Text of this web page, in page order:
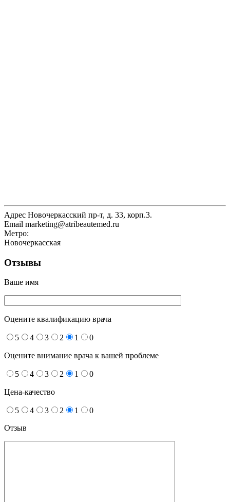
Адрес Новочеркасский пр-т, д. 33, корп.3.
Email marketing@atribeautemed.ru
Метро:
Новочеркасская
Отзывы
Ваше имя
Оцените квалификацию врача
5 4 3 2 1 0
Оцените внимание врача к вашей проблеме
5 4 3 2 1 0
Цена-качество
5 4 3 2 1
0
Отзыв